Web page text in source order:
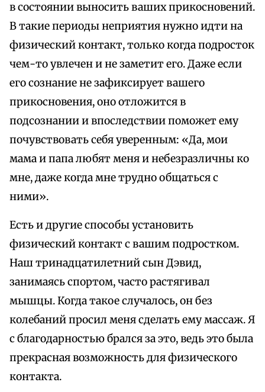
в состоянии выносить ваших прикосновений.
В такие периоды неприятия нужно идти на
физический контакт, только когда подросток
чем-то увлечен и не заметит его. Даже если
его сознание не зафиксирует вашего
прикосновения, оно отложится в
подсознании и впоследствии поможет ему
почувствовать себя уверенным: «Да, мои
мама и папа любят меня и небезразличны ко
мне, даже когда мне трудно общаться с
ними».
Есть и другие способы установить
физический контакт с вашим подростком.
Наш тринадцатилетний сын Дэвид,
занимаясь спортом, часто растягивал
мышцы. Когда такое случалось, он без
колебаний просил меня сделать ему массаж. Я
с благодарностью брался за это, ведь это была
прекрасная возможность для физического
контакта.